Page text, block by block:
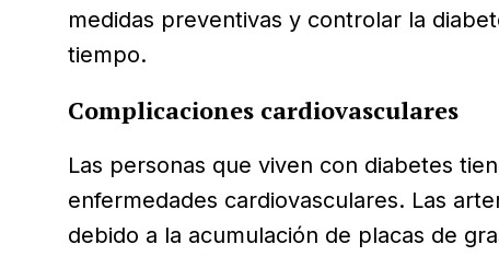
medidas preventivas y controlar la
tiempo.
Complicaciones cardiovasculares
Las personas que viven con diabetes
enfermedades cardiovasculares. Las
debido a la acumulación de placas de